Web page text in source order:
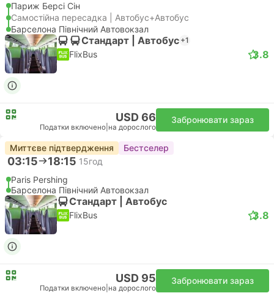
Париж Берсі Сін
Самостійна пересадка | Автобус+Автобус
Барселона Північний Автовокзал
Стандарт | Автобус +1
FlixBus 3.8
USD 66
Податки включено на дорослого
Забронювати зараз
Миттєве підтвердження Бестселер
03:15 18:15 15год
Paris Pershing
Барселона Північний Автовокзал
Стандарт | Автобус
FlixBus 3.8
USD 95
Податки включено на дорослого
Забронювати зараз